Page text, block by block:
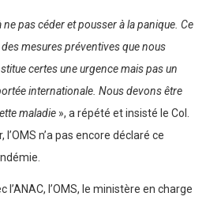
pas céder et pousser à la panique. Ce
mesures préventives que nous
certes une urgence mais pas un
internationale. Nous devons être
maladie », a répété et insisté le Col.
l’OMS n’a pas encore déclaré ce
l’OMS, le ministère en charge